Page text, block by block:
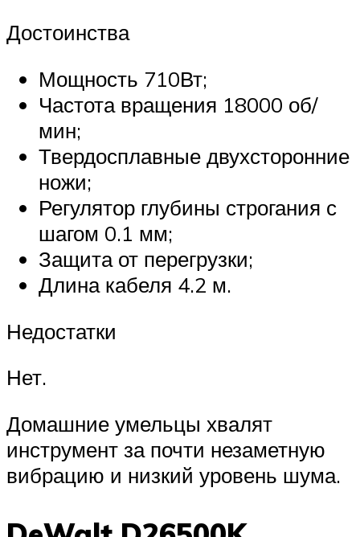
Достоинства
Мощность 710Вт;
Частота вращения 18000 об/
мин;
Твердосплавные двухсторонние
ножи;
Регулятор глубины строгания с
шагом 0.1 мм;
Защита от перегрузки;
Длина кабеля 4.2 м.
Недостатки
Нет.
Домашние умельцы хвалят
инструмент за почти незаметную
вибрацию и низкий уровень шума.